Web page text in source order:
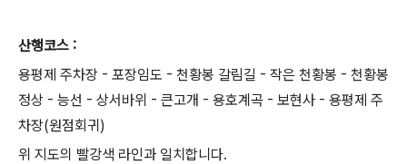
산행코스 :
용평제 주차장 - 포장임도 - 천황봉 갈림길 - 작은 천황봉 - 천황봉
정상 - 능선 - 상서바위 - 큰고개 - 용호계곡 - 보현사 - 용평제 주
차장(원점회귀)
위 지도의 빨강색 라인과 일치합니다.